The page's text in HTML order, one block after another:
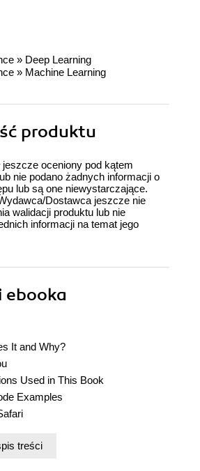
» Deep Learning
» Machine Learning
produktu
jeszcze oceniony pod kątem
nie podano żadnych informacji o
lub są one niewystarczające.
Dostawca jeszcze nie
walidacji produktu lub nie
informacji na temat jego
ebooka
It and Why?
Used in This Book
Examples
treści